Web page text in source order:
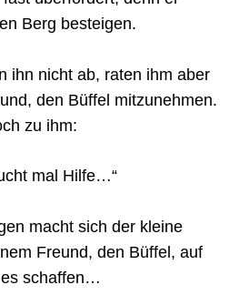
Berg besteigen.
ihn nicht ab, raten ihm aber
den Büffel mitzunehmen.
zu ihm:
mal Hilfe…“
macht sich der kleine
Freund, den Büffel, auf
schaffen…